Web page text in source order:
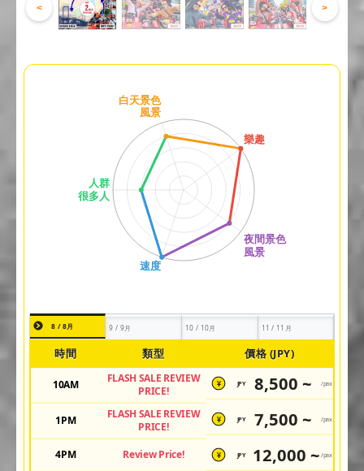
< >
8 / 8月 9 / 9月 10 / 10月 11 / 11月
時間 類型 價格 (JPY)
10AM
FLASH SALE REVIEW
PRICE!
¥ JPY 8,500 ~ /pax
1PM
FLASH SALE REVIEW
PRICE!
¥ JPY 7,500 ~ /pax
4PM Review Price! ¥ JPY 12,000 ~ /pax